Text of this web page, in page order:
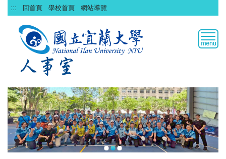
跳
到
::: 回首頁 學校首頁 網站導覽